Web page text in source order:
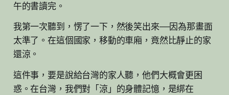
午的書讀完。
我第一次聽到，愣了一下，然後笑出來——因為那畫面
太準了。在這個國家，移動的車廂，竟然比靜止的家
還涼。
這件事，要是說給台灣的家人聽，他們大概會更困
惑。在台灣，我們對「涼」的身體記憶，是綁在